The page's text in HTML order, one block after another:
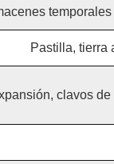
Pastilla, tierra
clavos